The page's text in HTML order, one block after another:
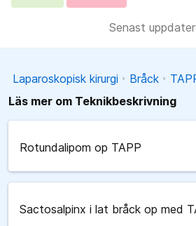
Senast
Laparoskopisk kirurgi Bråck
Läs mer om Teknikbeskrivning
Rotundalipom op TAPP
Sactosalpinx i lat bråck op med